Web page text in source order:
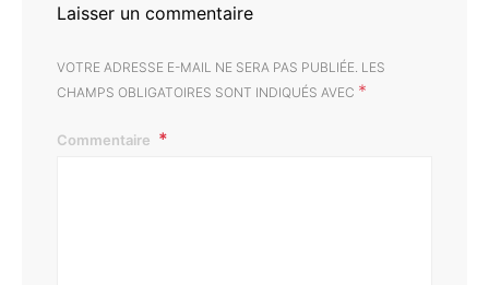
Laisser un commentaire
VOTRE ADRESSE E-MAIL NE SERA PAS PUBLIÉE. LES
CHAMPS OBLIGATOIRES SONT INDIQUÉS AVEC *
Commentaire